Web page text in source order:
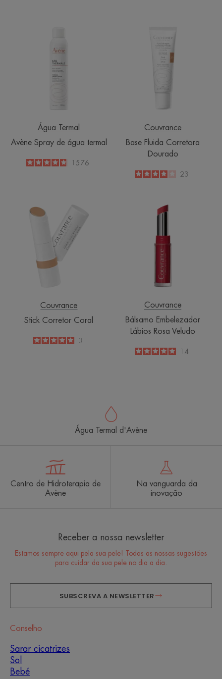
de
termal
Água Termal
Avène Spray de água termal
4.8
/51576
Fluida
Corretora
Dourado
Couvrance
Base Fluida Corretora
Dourado
4
/
5
23
Corretor
Coral
Couvrance
Stick Corretor Coral
5
/
5
3
Bálsamo
Embelezador
Rosa
Veludo
Couvrance
Bálsamo Embelezador
Lábios Rosa Veludo
5/514
Água Termal d'Avène
Centro de Hidroterapia de
Avène
Na vanguarda da
inovação
Receber a nossa newsletter
Estamos sempre aqui pela sua pele! Todas as nossas sugestões
para cuidar da sua pele no dia a dia.
SUBSCREVA A NEWSLETTER
Conselho
Sarar cicatrizes
Sol
Bebé